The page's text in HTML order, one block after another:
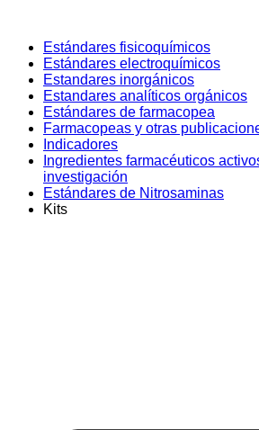
Estándares fisicoquímicos
Estándares electroquímicos
Estandares inorgánicos
Estandares analíticos orgánicos
Estándares de farmacopea
Farmacopeas y otras
Indicadores
Ingredientes farmacéuticos
investigación
Estándares de Nitrosaminas
Kits